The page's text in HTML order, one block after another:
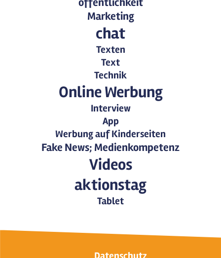
Marketing
chat
Texten
Text
Technik
Online Werbung
Interview
App
Werbung auf Kinderseiten
Fake News; Medienkompetenz
Videos
aktionstag
Tablet